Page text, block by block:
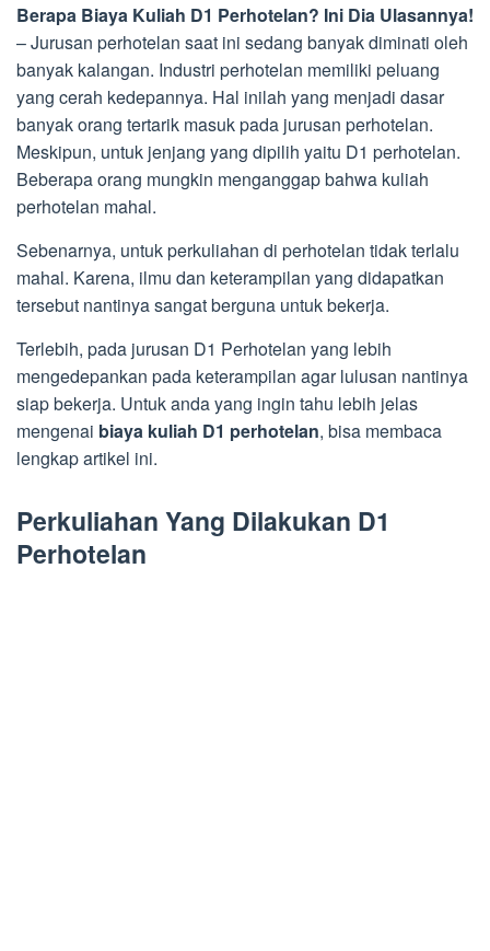
Berapa Biaya Kuliah D1 Perhotelan? Ini Dia Ulasannya!
– Jurusan perhotelan saat ini sedang banyak diminati oleh
banyak kalangan. Industri perhotelan memiliki peluang
yang cerah kedepannya. Hal inilah yang menjadi dasar
banyak orang tertarik masuk pada jurusan perhotelan.
Meskipun, untuk jenjang yang dipilih yaitu D1 perhotelan.
Beberapa orang mungkin menganggap bahwa kuliah
perhotelan mahal.
Sebenarnya, untuk perkuliahan di perhotelan tidak terlalu
mahal. Karena, ilmu dan keterampilan yang didapatkan
tersebut nantinya sangat berguna untuk bekerja.
Terlebih, pada jurusan D1 Perhotelan yang lebih
mengedepankan pada keterampilan agar lulusan nantinya
siap bekerja. Untuk anda yang ingin tahu lebih jelas
mengenai biaya kuliah D1 perhotelan, bisa membaca
lengkap artikel ini.
Perkuliahan Yang Dilakukan D1
Perhotelan